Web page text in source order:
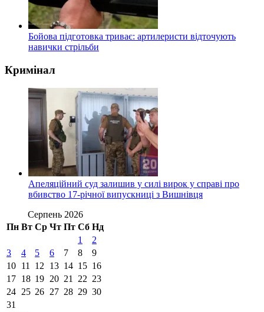
Бойова підготовка триває: артилеристи відточують
навички стрільби
Кримінал
Апеляційний суд залишив у силі вирок у справі про
вбивство 17-річної випускниці з Вишнівця
Серпень 2026
Пн Вт Ср Чт Пт Сб Нд
1
2
3
4 5 6 7 8
9
10 11 12 13 14 15 16
17 18 19 20 21 22 23
24 25 26 27 28 29 30
31